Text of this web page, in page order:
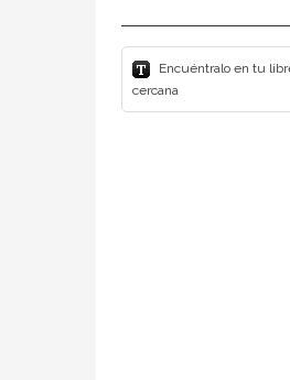
Encuéntralo en tu
cercana